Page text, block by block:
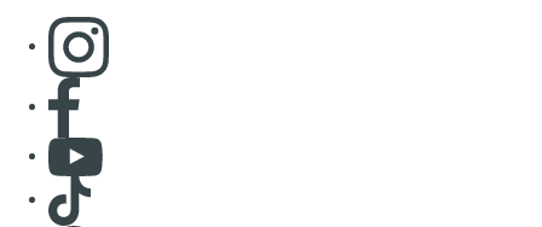
Consulter page Instagram
Consulter page Facebook
Consulter Youtube
Consulter TikTok